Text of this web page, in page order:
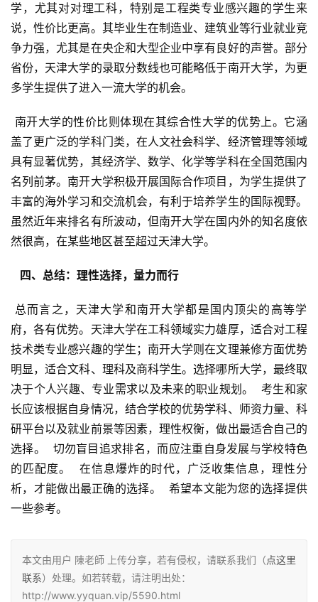
学，尤其对对理工科，特别是工程类专业感兴趣的学生来
说，性价比更高。其毕业生在制造业、建筑业等行业就业竞
争力强，尤其是在央企和大型企业中享有良好的声誉。部分
省份，天津大学的录取分数线也可能略低于南开大学，为更
多学生提供了进入一流大学的机会。
盖了更广泛的学科门类，在人文社会科学、经济管理等领域
具有显著优势，其经济学、数学、化学等学科在全国范围内
名列前茅。南开大学积极开展国际合作项目，为学生提供了
丰富的海外学习和交流机会，有利于培养学生的国际视野。
虽然近年来排名有所波动，但南开大学在国内外的知名度依
然很高，在某些地区甚至超过天津大学。
  四、总结：理性选择，量力而行
府，各有优势。天津大学在工科领域实力雄厚，适合对工程
技术类专业感兴趣的学生；南开大学则在文理兼修方面优势
明显，适合文科、理科及商科学生。选择哪所大学，最终取
决于个人兴趣、专业需求以及未来的职业规划。  考生和家
长应该根据自身情况，结合学校的优势学科、师资力量、科
研平台以及就业前景等因素，理性权衡，做出最适合自己的
选择。  切勿盲目追求排名，而应注重自身发展与学校特色
的匹配度。  在信息爆炸的时代，广泛收集信息，理性分
析，才能做出最正确的选择。  希望本文能为您的选择提供
一些参考。
本文由用户 陳老師 上传分享，若有侵权，请联系我们（点这里
联系）处理。如若转载，请注明出处：
http://www.yyquan.vip/5590.html